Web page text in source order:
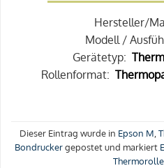
Hersteller/
Modell /
Gerätetyp:
Rollenformat:
Dieser Eintrag wurde in Epson M,
Bondruckergepostet und markiert